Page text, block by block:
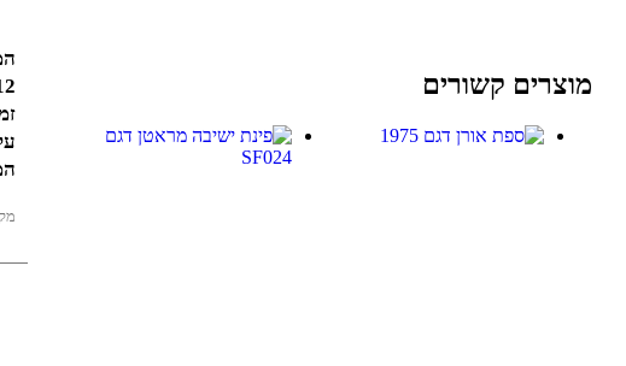
מוצרים קשורים
12 חודשי